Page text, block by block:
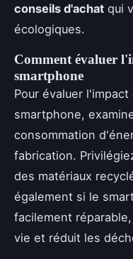
conseils d'achat qui
écologiques.
Comment évaluer
smartphone
Pour évaluer
smartphone,
consommation
fabrication.
des matériaux
également si le
facilement
vie et réduit les